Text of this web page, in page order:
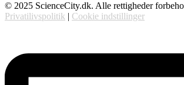
© 2025 ScienceCity.dk. Alle rettigheder
Privatilivspolitik | Cookie indstillinger